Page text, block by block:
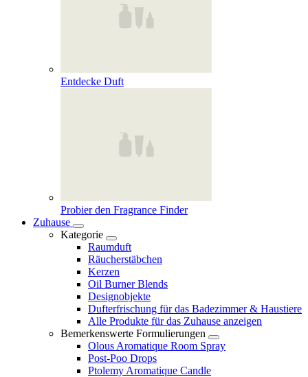
Entdecke Duft
Probier den Fragrance Finder
Zuhause
Kategorie
Raumduft
Räucherstäbchen
Kerzen
Oil Burner Blends
Designobjekte
Dufterfrischung für das Badezimmer & Haustiere
Alle Produkte für das Zuhause anzeigen
Bemerkenswerte Formulierungen
Olous Aromatique Room Spray
Post-Poo Drops
Ptolemy Aromatique Candle